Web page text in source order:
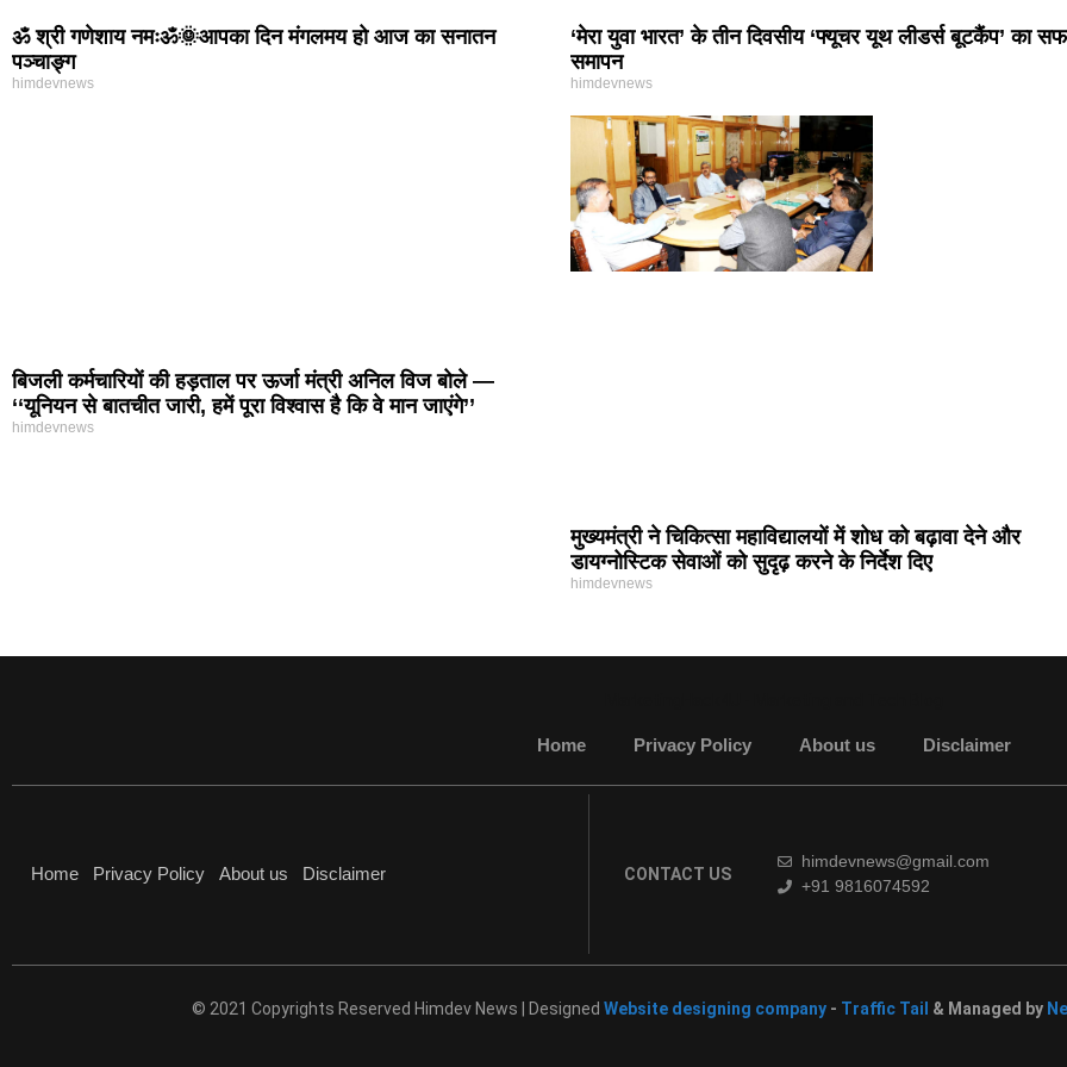
ॐ श्री गणेशाय नमःॐ🌞आपका दिन मंगलमय हो आज का सनातन
पञ्चाङ्ग
himdevnews
‘मेरा युवा भारत’ के तीन दिवसीय ‘फ्यूचर यूथ लीडर्स बूटकैंप’ का
समापन
himdevnews
बिजली कर्मचारियों की हड़ताल पर ऊर्जा मंत्री अनिल विज बोले —
‘‘यूनियन से बातचीत जारी, हमें पूरा विश्वास है कि वे मान जाएंगे’’
himdevnews
मुख्यमंत्री ने चिकित्सा महाविद्यालयों में शोध को बढ़ावा देने और
डायग्नोस्टिक सेवाओं को सुदृढ़ करने के निर्देश दिए
himdevnews
Home Privacy Policy About us Disclaimer
Home Privacy Policy About us Disclaimer CONTACT US
himdevnews@gmail.com
+91 9816074592
© 2021 Copyrights Reserved Himdev News | Designed Website designing company- Traffic Tail & Managed by